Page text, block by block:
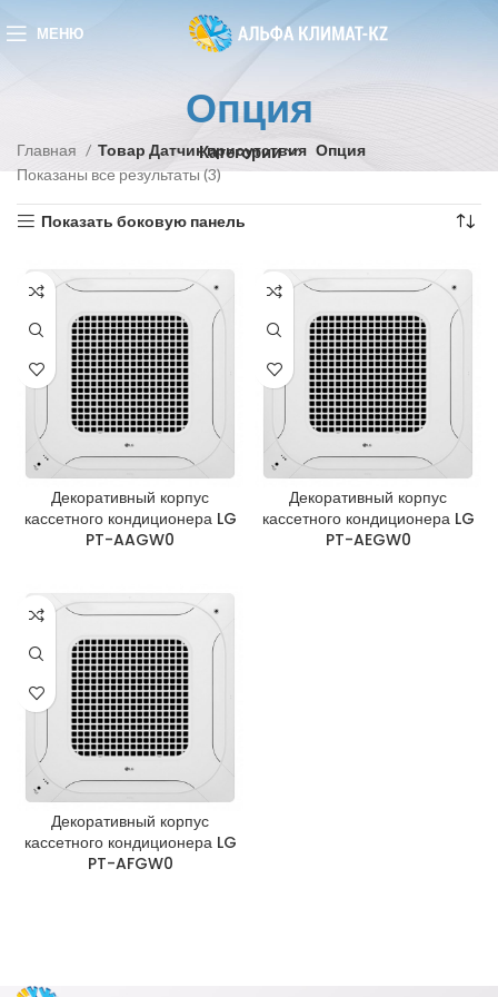
МЕНЮ
Опция
Категории
Главная Товар Датчик присутствия Опция
Показаны все результаты (3)
Показать боковую панель
Декоративный корпус
кассетного кондиционера LG
PT-AAGW0
Декоративный корпус
кассетного кондиционера LG
PT-AEGW0
Декоративный корпус
кассетного кондиционера LG
PT-AFGW0